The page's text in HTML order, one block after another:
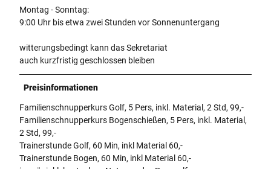
Montag - Sonntag:
9:00 Uhr bis etwa zwei Stunden vor Sonnenuntergang
witterungsbedingt kann das Sekretariat
auch kurzfristig geschlossen bleiben
Preisinformationen
Familienschnupperkurs Golf, 5 Pers, inkl. Material, 2 Std, 99,-
Familienschnupperkurs Bogenschießen, 5 Pers, inkl. Material,
2 Std, 99,-
Trainerstunde Golf, 60 Min, inkl Material 60,-
Trainerstunde Bogen, 60 Min, inkl Material 60,-